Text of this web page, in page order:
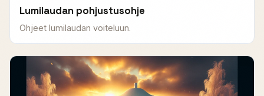
Lumilaudan pohjustusohje
Ohjeet lumilaudan voiteluun.